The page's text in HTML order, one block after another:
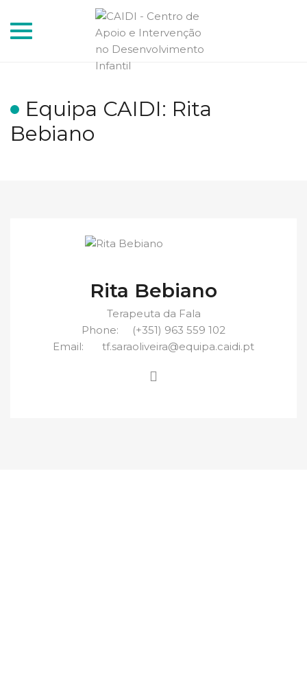
Toggle
Equipa CAIDI: Rita
Bebiano
Rita Bebiano
Terapeuta da Fala
Phone:
(+351) 963 559 102
Email:
tf.saraoliveira@equipa.caidi.pt